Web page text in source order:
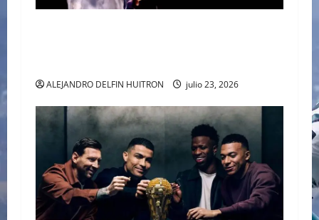
ALEJANDRO DELFIN HUITRON julio 23, 2026